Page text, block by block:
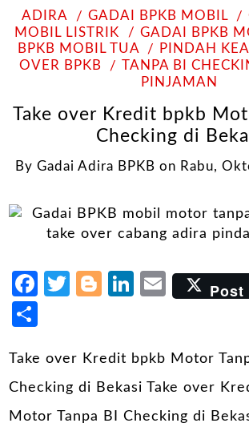
ADIRA GADAI BPKB MOBIL
MOBIL LISTRIK
GADAI BPKB
BPKB MOBIL TUA
PINDAH
OVER BPKB
TANPA BI
PINJAMAN
Take over Kredit bpkb
Checking di
By Gadai Adira BPKB on Rabu,
Facebook
Twitter
Blogger
LinkedIn
Email
Post
Take over Kredit bpkb Motor
Checking di Bekasi Take over
Motor Tanpa BI Checking di